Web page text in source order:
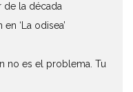
de la década
‘La odisea’
no es el problema. Tu